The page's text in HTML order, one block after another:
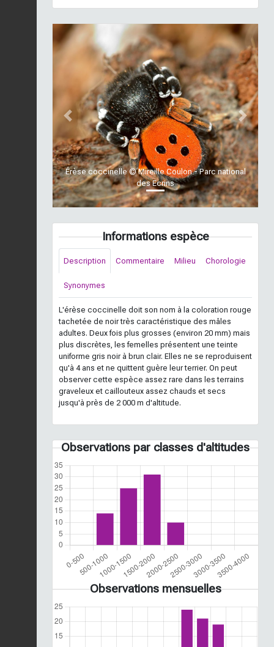
Érèse coccinelle © Mireille Coulon - Parc national
des Ecrins
Previous Next
Informations espèce
Description Commentaire Milieu Chorologie
Synonymes
L'érèse coccinelle doit son nom à la coloration rouge
tachetée de noir très caractéristique des mâles
adultes. Deux fois plus grosses (environ 20 mm) mais
plus discrètes, les femelles présentent une teinte
uniforme gris noir à brun clair. Elles ne se reproduisent
qu'à 4 ans et ne quittent guère leur terrier. On peut
observer cette espèce assez rare dans les terrains
graveleux et caillouteux assez chauds et secs
jusqu'à près de 2 000 m d'altitude.
Observations par classes d'altitudes
Observations mensuelles